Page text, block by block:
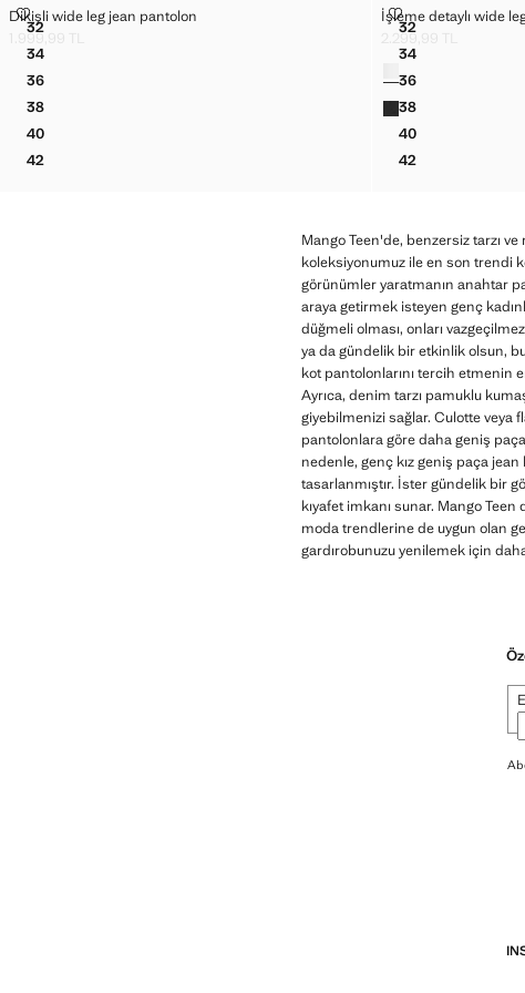
Bedenler
32DIKIŞLI WIDE LEG JEAN PANTOLON
34DIKIŞLI WIDE LEG JEAN PANTOLON
36DIKIŞLI WIDE LEG JEAN PANTOLON
38DIKIŞLI WIDE LEG JEAN PANTOLON
40DIKIŞLI WIDE LEG JEAN PANTOLON
42DIKIŞLI WIDE LEG JEAN PANTOLON
Dikişli wide leg jean pantolon
DIKIŞLI WIDE LEG JEAN PANTOLON
Güncel fiyat [1.999,99 TL ]
1.999,99 TL
Bedenler
32İŞLEME
34İŞLEME
36İŞLEME
38İŞLEME
40İŞLEME
42İŞLEME
İşleme detaylı wide
İŞLEME DETAYLI
Güncel fiyat [2.299,99
2.299,99 TL
Renkler
Mango Teen'de, benzersiz tarzı
koleksiyonumuz ile en son trendi
görünümler yaratmanın anahtar
araya getirmek isteyen genç
düğmeli olması, onları
ya da gündelik bir etkinlik olsun,
kot pantolonlarını tercih etmenin
Ayrıca, denim tarzı pamuklu
giyebilmenizi sağlar. Culotte veya
pantolonlara göre daha geniş
nedenle, genç kız geniş paça
tasarlanmıştır. İster gündelik bir
kıyafet imkanı sunar. Mango Teen
moda trendlerine de uygun olan
gardırobunuzu yenilemek için